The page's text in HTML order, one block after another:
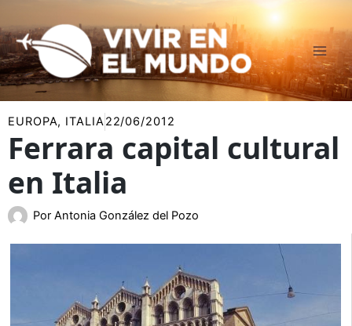
al
contenido
EUROPA, ITALIA22/06/2012
Ferrara capital cultural
en Italia
Por Antonia González del Pozo